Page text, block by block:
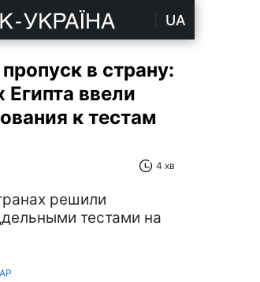
UA
в страну:
Египта ввели
к тестам
4 хв
решили
тестами на